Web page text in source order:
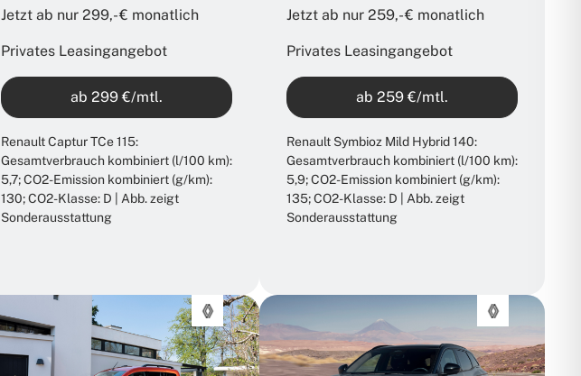
Jetzt ab nur 299,- € monatlich​
Privates Leasingangebot
ab 299 €/mtl.
Renault Captur TCe 115:
Gesamtverbrauch kombiniert (l/100 km):
5,7; CO2-Emission kombiniert (g/km):
130; CO2-Klasse: D | Abb. zeigt
Sonderausstattung
Jetzt ab nur 259,- € monatlich​
Privates Leasingangebot
ab 259 €/mtl.
Renault Symbioz Mild Hybrid 140:
Gesamtverbrauch kombiniert (l/100 km):
5,9; CO2-Emission kombiniert (g/km):
135; CO2-Klasse: D | Abb. zeigt
Sonderausstattung